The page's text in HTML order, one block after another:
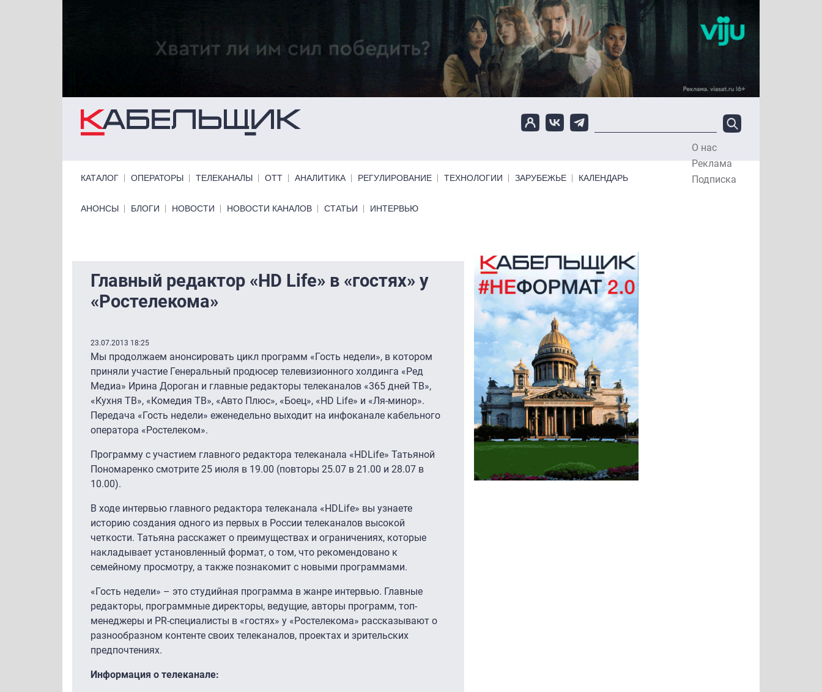
Перейти к основному содержанию
О нас
Реклама
Подписка
КАТАЛОГ ОПЕРАТОРЫ ТЕЛЕКАНАЛЫ ОТТ АНАЛИТИКА РЕГУЛИРОВАНИЕ ТЕХНОЛОГИИ ЗАРУБЕЖЬЕ КАЛЕНДАРЬ
Primary links bottom
АНОНСЫ БЛОГИ НОВОСТИ НОВОСТИ КАНАЛОВ СТАТЬИ ИНТЕРВЬЮ
Главный редактор «HD Life» в «гостях» у
«Ростелекома»
23.07.2013 18:25
Мы продолжаем анонсировать цикл программ «Гость недели», в котором
приняли участие Генеральный продюсер телевизионного холдинга «Ред
Медиа» Ирина Дороган и главные редакторы телеканалов «365 дней ТВ»,
«Кухня ТВ», «Комедия ТВ», «Авто Плюс», «Боец», «HD Life» и «Ля-минор».
Передача «Гость недели» еженедельно выходит на инфоканале кабельного
оператора «Ростелеком».
Программу с участием главного редактора телеканала «HDLife» Татьяной
Пономаренко смотрите 25 июля в 19.00 (повторы 25.07 в 21.00 и 28.07 в
10.00).
В ходе интервью главного редактора телеканала «HDLife» вы узнаете
историю создания одного из первых в России телеканалов высокой
четкости. Татьяна расскажет о преимуществах и ограничениях, которые
накладывает установленный формат, о том, что рекомендовано к
семейному просмотру, а также познакомит с новыми программами.
«Гость недели» – это студийная программа в жанре интервью. Главные
редакторы, программные директоры, ведущие, авторы программ, топ-
менеджеры и PR-специалисты в «гостях» у «Ростелекома» рассказывают о
разнообразном контенте своих телеканалов, проектах и зрительских
предпочтениях.
Информация о телеканале: